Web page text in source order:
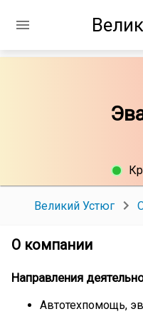
Великий Устюг
О компании
Направления
Автотехпомощь,